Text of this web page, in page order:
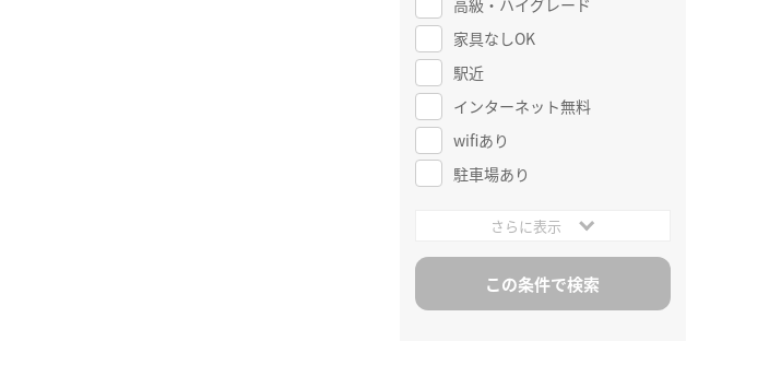
家具なしOK
駅近
インターネット無料
wifiあり
駐車場あり
さらに表示